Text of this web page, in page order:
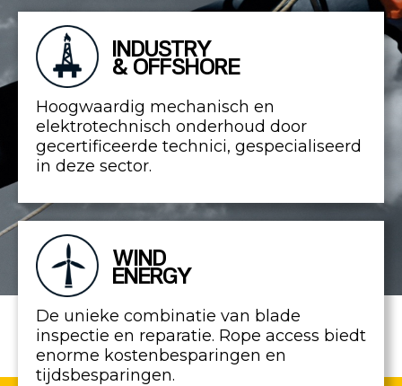
INDUSTRY
& OFFSHORE
Hoogwaardig mechanisch en
elektrotechnisch onderhoud door
gecertificeerde technici, gespecialiseerd
in deze sector.
WIND
ENERGY
De unieke combinatie van blade
inspectie en reparatie. Rope access biedt
enorme kostenbesparingen en
tijdsbesparingen.